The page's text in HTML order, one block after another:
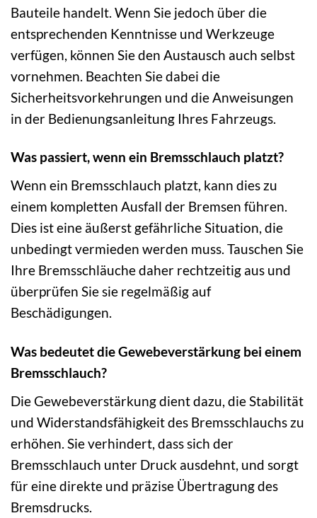
Bauteile handelt. Wenn Sie jedoch über die
entsprechenden Kenntnisse und Werkzeuge
verfügen, können Sie den Austausch auch selbst
vornehmen. Beachten Sie dabei die
Sicherheitsvorkehrungen und die Anweisungen
in der Bedienungsanleitung Ihres Fahrzeugs.
Was passiert, wenn ein Bremsschlauch platzt?
Wenn ein Bremsschlauch platzt, kann dies zu
einem kompletten Ausfall der Bremsen führen.
Dies ist eine äußerst gefährliche Situation, die
unbedingt vermieden werden muss. Tauschen Sie
Ihre Bremsschläuche daher rechtzeitig aus und
überprüfen Sie sie regelmäßig auf
Beschädigungen.
Was bedeutet die Gewebeverstärkung bei einem
Bremsschlauch?
Die Gewebeverstärkung dient dazu, die Stabilität
und Widerstandsfähigkeit des Bremsschlauchs zu
erhöhen. Sie verhindert, dass sich der
Bremsschlauch unter Druck ausdehnt, und sorgt
für eine direkte und präzise Übertragung des
Bremsdrucks.